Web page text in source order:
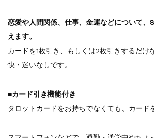
恋愛や人間関係、仕事、金運などについて、
えます。
カードを1枚引き、もしくは2枚引きするだけ
快・迷いなしです。
■カード引き機能付き
タロットカードをお持ちでなくても、カード